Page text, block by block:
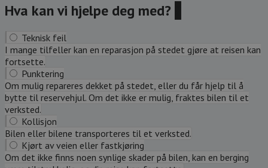
Hva kan vi hjelpe deg med?
Teknisk feil
I mange tilfeller kan en reparasjon på stedet gjøre at reisen kan
fortsette.
Punktering
Om mulig repareres dekket på stedet, eller du får hjelp til å
bytte til reservehjul. Om det ikke er mulig, fraktes bilen til et
verksted.
Kollisjon
Bilen eller bilene transporteres til et verksted.
Kjørt av veien eller fastkjøring
Om det ikke finns noen synlige skader på bilen, kan en berging